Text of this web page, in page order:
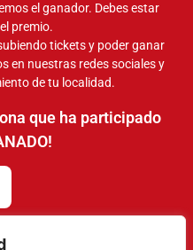
el ganador. Debes estar
premio.
tickets y poder ganar
en nuestras redes sociales y
de tu localidad.
que ha participado